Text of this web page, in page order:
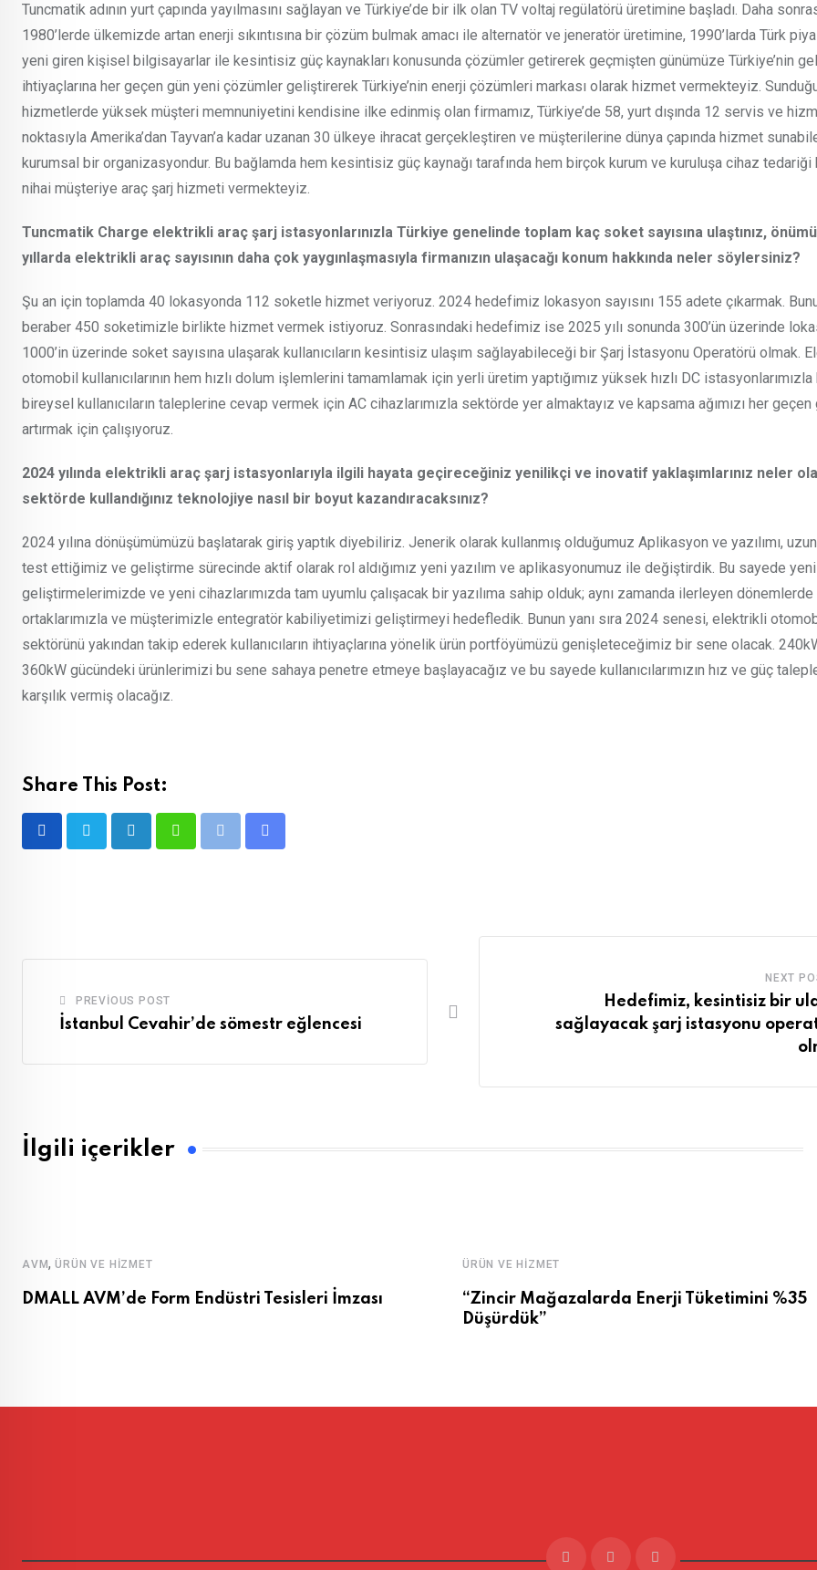
Tuncmatik adının yurt çapında yayılmasını sağlayan ve Türkiye’de bir ilk olan TV voltaj regülatörü üretimine başladı. Daha
1980’lerde ülkemizde artan enerji sıkıntısına bir çözüm bulmak amacı ile alternatör ve jeneratör üretimine, 1990’larda Türk
yeni giren kişisel bilgisayarlar ile kesintisiz güç kaynakları konusunda çözümler getirerek geçmişten günümüze Türkiye’nin
ihtiyaçlarına her geçen gün yeni çözümler geliştirerek Türkiye’nin enerji çözümleri markası olarak hizmet vermekteyiz.
hizmetlerde yüksek müşteri memnuniyetini kendisine ilke edinmiş olan firmamız, Türkiye’de 58, yurt dışında 12 servis ve
noktasıyla Amerika’dan Tayvan’a kadar uzanan 30 ülkeye ihracat gerçekleştiren ve müşterilerine dünya çapında hizmet
kurumsal bir organizasyondur. Bu bağlamda hem kesintisiz güç kaynağı tarafında hem birçok kurum ve kuruluşa cihaz tedariği
nihai müşteriye araç şarj hizmeti vermekteyiz.
Tuncmatik Charge elektrikli araç şarj istasyonlarınızla Türkiye genelinde toplam kaç soket sayısına ulaştınız,
yıllarda elektrikli araç sayısının daha çok yaygınlaşmasıyla firmanızın ulaşacağı konum hakkında neler söylersiniz?
Şu an için toplamda 40 lokasyonda 112 soketle hizmet veriyoruz. 2024 hedefimiz lokasyon sayısını 155 adete çıkarmak.
beraber 450 soketimizle birlikte hizmet vermek istiyoruz. Sonrasındaki hedefimiz ise 2025 yılı sonunda 300’ün üzerinde
1000’in üzerinde soket sayısına ulaşarak kullanıcıların kesintisiz ulaşım sağlayabileceği bir Şarj İstasyonu Operatörü olmak.
otomobil kullanıcılarının hem hızlı dolum işlemlerini tamamlamak için yerli üretim yaptığımız yüksek hızlı DC
bireysel kullanıcıların taleplerine cevap vermek için AC cihazlarımızla sektörde yer almaktayız ve kapsama ağımızı her geçen
artırmak için çalışıyoruz.
2024 yılında elektrikli araç şarj istasyonlarıyla ilgili hayata geçireceğiniz yenilikçi ve inovatif yaklaşımlarınız neler
sektörde kullandığınız teknolojiye nasıl bir boyut kazandıracaksınız?
2024 yılına dönüşümümüzü başlatarak giriş yaptık diyebiliriz. Jenerik olarak kullanmış olduğumuz Aplikasyon ve yazılımı,
test ettiğimiz ve geliştirme sürecinde aktif olarak rol aldığımız yeni yazılım ve aplikasyonumuz ile değiştirdik. Bu sayede yeni
geliştirmelerimizde ve yeni cihazlarımızda tam uyumlu çalışacak bir yazılıma sahip olduk; aynı zamanda ilerleyen dönemlerde
ortaklarımızla ve müşterimizle entegratör kabiliyetimizi geliştirmeyi hedefledik. Bunun yanı sıra 2024 senesi, elektrikli
sektörünü yakından takip ederek kullanıcıların ihtiyaçlarına yönelik ürün portföyümüzü genişleteceğimiz bir sene olacak.
360kW gücündeki ürünlerimizi bu sene sahaya penetre etmeye başlayacağız ve bu sayede kullanıcılarımızın hız ve güç
karşılık vermiş olacağız.
Share This Post:
PREVIOUS POST
İstanbul Cevahir’de sömestr eğlencesi
NEXT
Hedefimiz, kesintisiz bir
sağlayacak şarj istasyonu
İlgili içerikler
AVM,ÜRÜN VE HIZMET
DMALL AVM’de Form Endüstri Tesisleri İmzası
ÜRÜN VE HIZMET
“Zincir Mağazalarda Enerji Tüketimini %35
Düşürdük”